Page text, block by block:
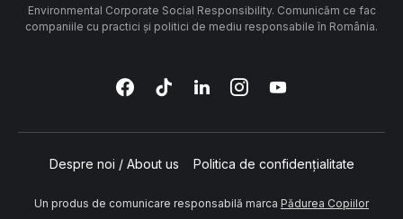
Environmental Corporate Social Responsibility. Comunicăm ce fac
companiile cu practici și politici de mediu responsabile în România.
Despre noi / About us Politica de confidențialitate
Un produs de comunicare responsabilă marca Pădurea Copiilor